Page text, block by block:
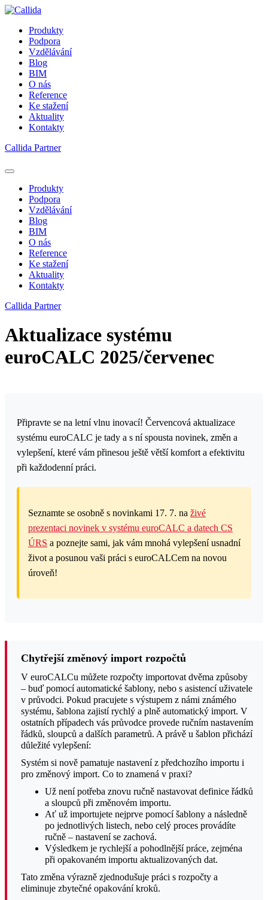
Produkty
Podpora
Vzdělávání
Blog
BIM
O nás
Reference
Ke stažení
Aktuality
Kontakty
Callida Partner
Produkty
Podpora
Vzdělávání
Blog
BIM
O nás
Reference
Ke stažení
Aktuality
Kontakty
Callida Partner
Aktualizace systému
euroCALC 2025/červenec
Připravte se na letní vlnu inovací! Červencová aktualizace
systému euroCALC je tady a s ní spousta novinek, změn a
vylepšení, které vám přinesou ještě větší komfort a efektivitu
při každodenní práci.
Seznamte se osobně s novinkami 17. 7. na živé
prezentaci novinek v systému euroCALC a datech CS
ÚRS a poznejte sami, jak vám mnohá vylepšení usnadní
život a posunou vaši práci s euroCALCem na novou
úroveň!
Chytřejší změnový import rozpočtů
V euroCALCu můžete rozpočty importovat dvěma způsoby
– buď pomocí automatické šablony, nebo s asistencí uživatele
v průvodci. Pokud pracujete s výstupem z námi známého
systému, šablona zajistí rychlý a plně automatický import. V
ostatních případech vás průvodce provede ručním nastavením
řádků, sloupců a dalších parametrů. A právě u šablon přichází
důležité vylepšení:
Systém si nově pamatuje nastavení z předchozího importu i
pro změnový import. Co to znamená v praxi?
Už není potřeba znovu ručně nastavovat definice řádků
a sloupců při změnovém importu.
Ať už importujete nejprve pomocí šablony a následně
po jednotlivých listech, nebo celý proces provádíte
ručně – nastavení se zachová.
Výsledkem je rychlejší a pohodlnější práce, zejména
při opakovaném importu aktualizovaných dat.
Tato změna výrazně zjednodušuje práci s rozpočty a
eliminuje zbytečné opakování kroků.